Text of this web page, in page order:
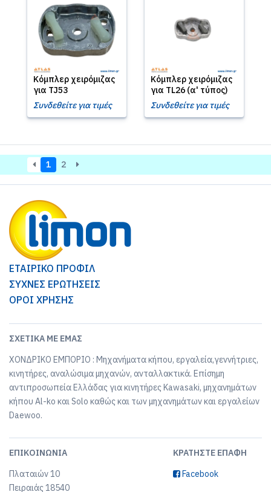
Κόμπλερ χειρόμιζας
για TJ53
Συνδεθείτε για τιμές
Κόμπλερ χειρόμιζας
για TL26 (α' τύπος)
Συνδεθείτε για τιμές
1 2
ΕΤΑΙΡΙΚΟ ΠΡΟΦΙΛ
ΣΥΧΝΕΣ ΕΡΩΤΗΣΕΙΣ
ΟΡΟΙ ΧΡΗΣΗΣ
ΣΧΕΤΙΚΆ ΜΕ ΕΜΆΣ
ΧΟΝΔΡΙΚΟ ΕΜΠΟΡΙΟ : Μηχανήματα κήπου, εργαλεία,γεννήτριες,
κινητήρες, αναλώσιμα μηχανών, ανταλλακτικά. Επίσημη
αντιπροσωπεία Ελλάδας για κινητήρες Kawasaki, μηχανημάτων
κήπου Al-ko και Solo καθώς και των μηχανημάτων και εργαλείων
Daewoo.
ΕΠΙΚΟΙΝΩΝΊΑ
Πλαταιών 10
Πειραιάς 18540
ΚΡΑΤΉΣΤΕ ΕΠΑΦΉ
Facebook